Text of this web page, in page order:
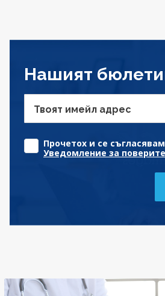
Нашият
Твоят имейл адрес
Прочетох и се
Уведомление за